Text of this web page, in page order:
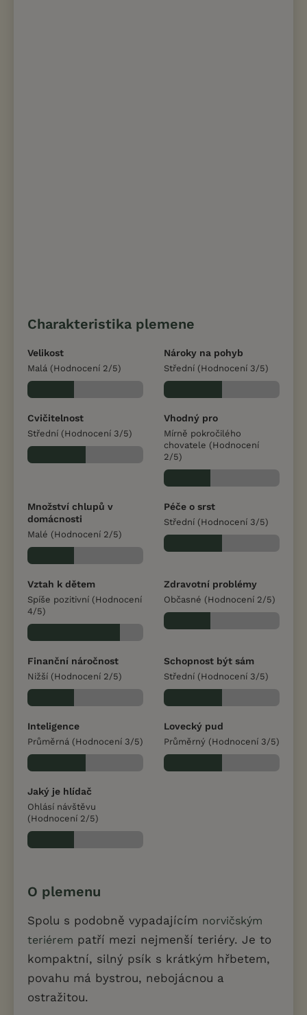
Charakteristika plemene
Velikost
Malá (Hodnocení 2/5)
Nároky na pohyb
Střední (Hodnocení 3/5)
Cvičitelnost
Střední (Hodnocení 3/5)
Vhodný pro
Mírně pokročilého
chovatele (Hodnocení
2/5)
Množství chlupů v
domácnosti
Malé (Hodnocení 2/5)
Péče o srst
Střední (Hodnocení 3/5)
Vztah k dětem
Spíše pozitivní (Hodnocení
4/5)
Zdravotní problémy
Občasné (Hodnocení 2/5)
Finanční náročnost
Nižší (Hodnocení 2/5)
Schopnost být sám
Střední (Hodnocení 3/5)
Inteligence
Průměrná (Hodnocení 3/5)
Lovecký pud
Průměrný (Hodnocení 3/5)
Jaký je hlídač
Ohlásí návštěvu
(Hodnocení 2/5)
O plemenu
Spolu s podobně vypadajícím norvičským
teriérem patří mezi nejmenší teriéry. Je to
kompaktní, silný psík s krátkým hřbetem,
povahu má bystrou, nebojácnou a
ostražitou.